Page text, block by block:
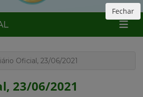
Oficial, 23/06/2021
23/06/2021
Fechar